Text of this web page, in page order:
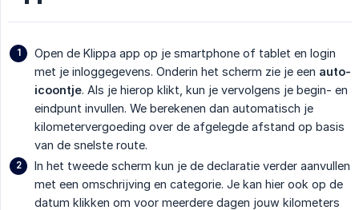
Open de Klippa app op je smartphone of tablet en login
met je inloggegevens. Onderin het scherm zie je een auto-
icoontje. Als je hierop klikt, kun je vervolgens je begin- en
eindpunt invullen. We berekenen dan automatisch je
kilometervergoeding over de afgelegde afstand op basis
van de snelste route.
In het tweede scherm kun je de declaratie verder aanvullen
met een omschrijving en categorie. Je kan hier ook op de
datum klikken om voor meerdere dagen jouw kilometers